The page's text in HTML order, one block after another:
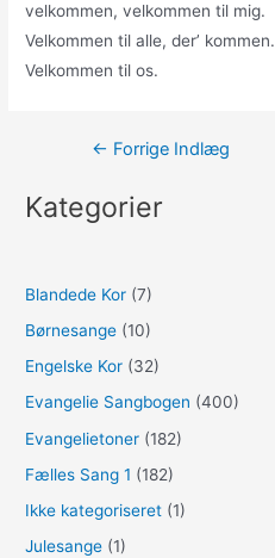
velkommen, velkommen til mig.
Velkommen til alle, der’ kommen.
Velkommen til os.
Indlægsnavigation
← Forrige Indlæg
Kategorier
Blandede Kor (7)
Børnesange (10)
Engelske Kor (32)
Evangelie Sangbogen (400)
Evangelietoner (182)
Fælles Sang 1 (182)
Ikke kategoriseret (1)
Julesange (1)